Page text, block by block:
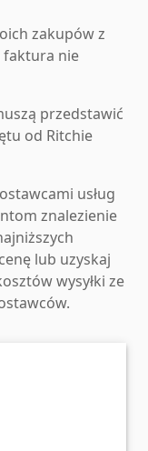
zakupów z
faktura nie
przedstawić
od Ritchie
usług
znalezienie
lub uzyskaj
wysyłki ze